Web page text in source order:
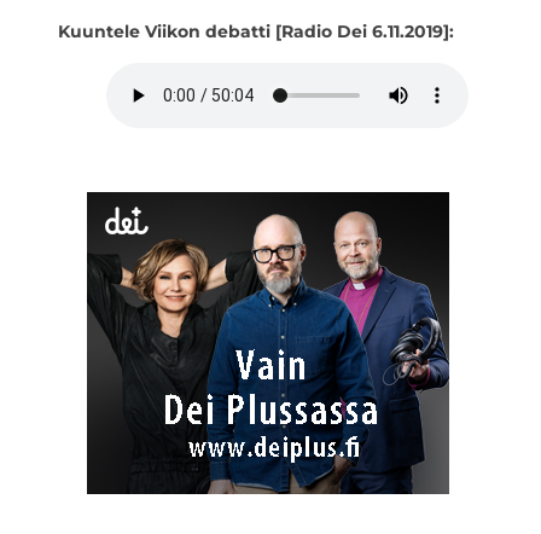
Kuuntele Viikon debatti [Radio Dei 6.11.2019]: